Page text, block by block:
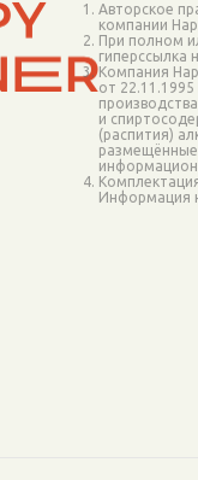
Авторское
компании
При полном
гиперссылка
Компания
от
и
(распития)
Информация